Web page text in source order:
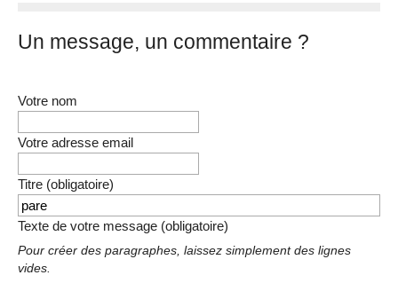
Un message, un commentaire ?
Votre nom
Votre adresse email
Titre (obligatoire)
Texte de votre message (obligatoire)
Pour créer des paragraphes, laissez simplement des lignes
vides.